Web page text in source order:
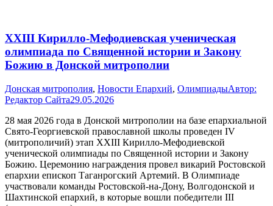
XXIII Кирилло-Мефодиевская ученическая
олимпиада по Священной истории и Закону
Божию в Донской митрополии
Донская митрополия, Новости Епархий, ОлимпиадыАвтор:
Редактор Сайта29.05.2026
28 мая 2026 года в Донской митрополии на базе епархиальной
Свято-Георгиевской православной школы проведен IV
(митрополичий) этап XXIII Кирилло-Мефодиевской
ученической олимпиады по Священной истории и Закону
Божию. Церемонию награждения провел викарий Ростовской
епархии епископ Таганрогский Артемий. В Олимпиаде
участвовали команды Ростовской-на-Дону, Волгодонской и
Шахтинской епархий, в которые вошли победители III